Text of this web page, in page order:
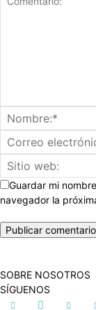
Guardar mi
navegador la
SOBRE NOSOTROS
SÍGUENOS